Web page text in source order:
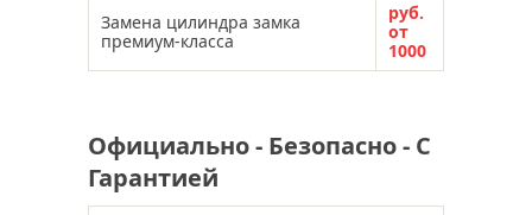
Замена цилиндра замка
премиум-класса
руб.
от
1000
Официально - Безопасно - С
Гарантией